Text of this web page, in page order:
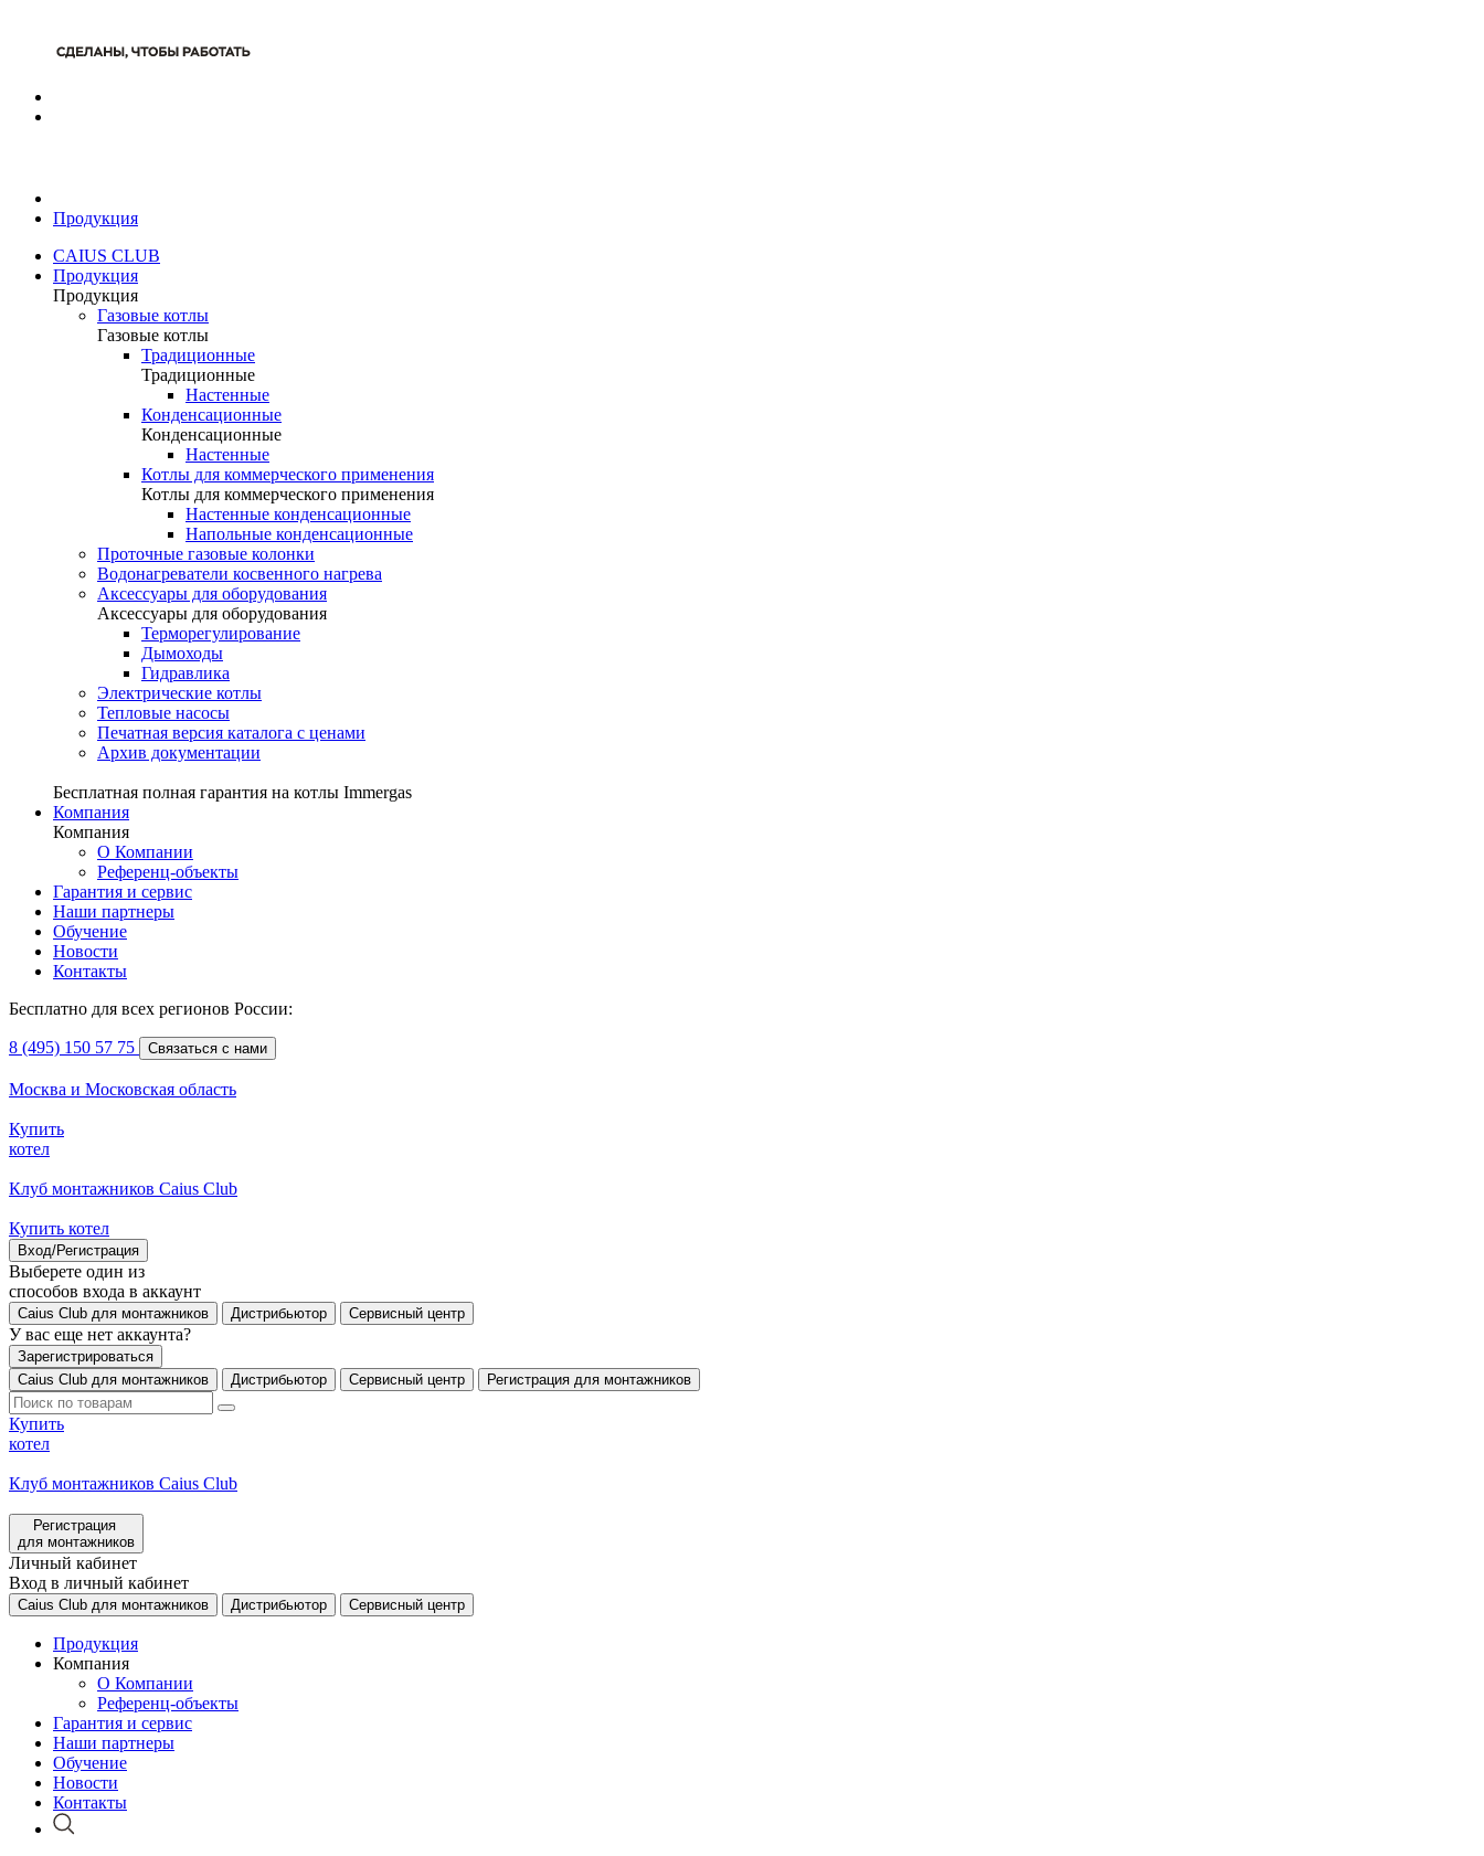
Продукция
CAIUS CLUB
Продукция
Продукция
Газовые котлы
Газовые котлы
Традиционные
Традиционные
Настенные
Конденсационные
Конденсационные
Настенные
Котлы для коммерческого применения
Котлы для коммерческого применения
Настенные конденсационные
Напольные конденсационные
Проточные газовые колонки
Водонагреватели косвенного нагрева
Аксессуары для оборудования
Аксессуары для оборудования
Терморегулирование
Дымоходы
Гидравлика
Электрические котлы
Тепловые насосы
Печатная версия каталога с ценами
Архив документации
Бесплатная полная гарантия на котлы Immergas
Компания
Компания
О Компании
Референц-объекты
Гарантия и сервис
Наши партнеры
Обучение
Новости
Контакты
Бесплатно для всех регионов России:
8 (495) 150 57 75 Связаться с нами
Москва и Московская область
Купить
котел
Клуб монтажников Caius Club
Купить котел
Вход/Регистрация
Выберете один из
способов входа в аккаунт
Caius Club для монтажников Дистрибьютор Сервисный центр
У вас еще нет аккаунта?
Зарегистрироваться
Caius Club для монтажников
Дистрибьютор Сервисный центр Регистрация для монтажников
Купить
котел
Клуб монтажников Caius Club
Регистрация
для монтажников
Личный кабинет
Вход в личный кабинет
Caius Club для монтажников Дистрибьютор Сервисный центр
Продукция
Компания
О Компании
Референц-объекты
Гарантия и сервис
Наши партнеры
Обучение
Новости
Контакты